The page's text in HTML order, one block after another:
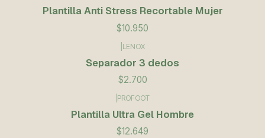
Plantilla Anti Stress Recortable Mujer
$10.950
LENOX
Separador 3 dedos
$2.700
PROFOOT
Plantilla Ultra Gel Hombre
$12.649